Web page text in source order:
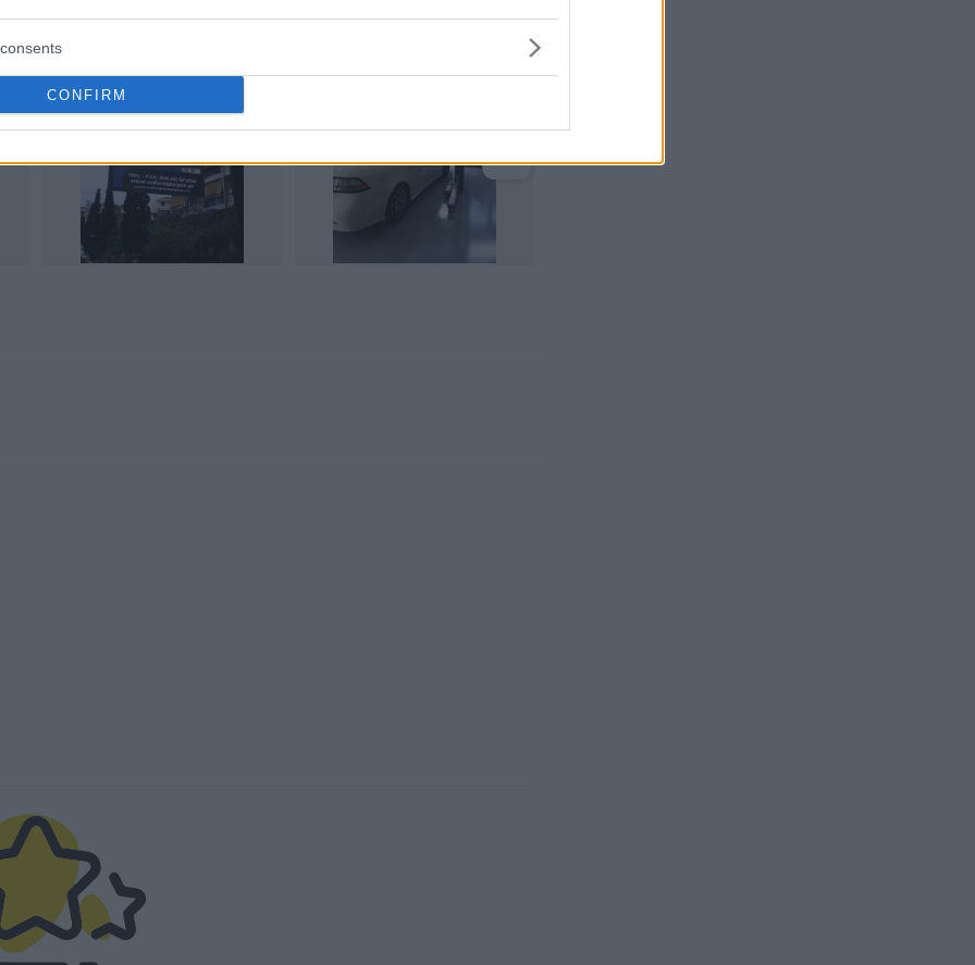
CONFIRM